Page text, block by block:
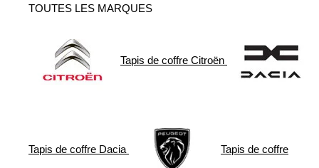
TOUTES LES MARQUES
Tapis de coffre Citroën
Tapis de coffre Dacia Tapis de coffre